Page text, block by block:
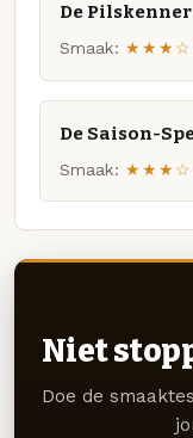
De Pilskenner
Smaak:
De Saison-
Smaak:
Niet
Doe de